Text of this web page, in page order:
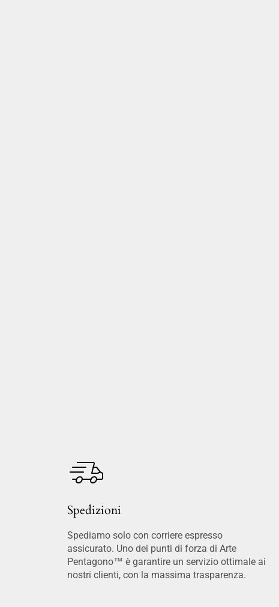
Spedizioni
Spediamo solo con corriere espresso
assicurato. Uno dei punti di forza di Arte
Pentagono™ è garantire un servizio ottimale ai
nostri clienti, con la massima trasparenza.